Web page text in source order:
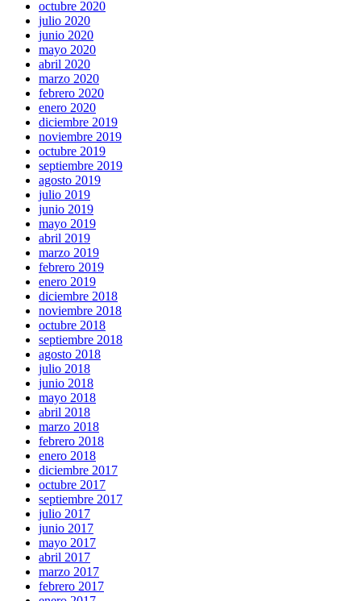
octubre 2020
julio 2020
junio 2020
mayo 2020
abril 2020
marzo 2020
febrero 2020
enero 2020
diciembre 2019
noviembre 2019
octubre 2019
septiembre 2019
agosto 2019
julio 2019
junio 2019
mayo 2019
abril 2019
marzo 2019
febrero 2019
enero 2019
diciembre 2018
noviembre 2018
octubre 2018
septiembre 2018
agosto 2018
julio 2018
junio 2018
mayo 2018
abril 2018
marzo 2018
febrero 2018
enero 2018
diciembre 2017
octubre 2017
septiembre 2017
julio 2017
junio 2017
mayo 2017
abril 2017
marzo 2017
febrero 2017